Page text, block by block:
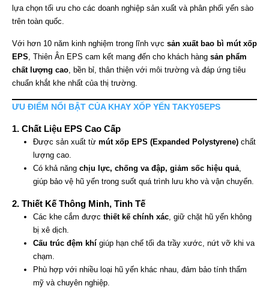
lựa chọn tối ưu cho các doanh nghiệp sản xuất và phân phối yến sào
trên toàn quốc.
Với hơn 10 năm kinh nghiệm trong lĩnh vực sản xuất bao bì mút xốp
EPS , Thiên Ân EPS cam kết mang đến cho khách hàng sản phẩm
chất lượng cao , bền bỉ, thân thiện với môi trường và đáp ứng tiêu
chuẩn khắt khe nhất của thị trường.
ƯU ĐIỂM NỔI BẬT CỦA KHAY XỐP YẾN TAKY05EPS
1. Chất Liệu EPS Cao Cấp
Được sản xuất từ mút xốp EPS (Expanded Polystyrene) chất
lượng cao.
Có khả năng chịu lực, chống va đập, giảm sốc hiệu quả
giúp bảo vệ hũ yến trong suốt quá trình lưu kho và vận chuyển.
2. Thiết Kế Thông Minh, Tinh Tế
Các khe cắm được thiết kế chính xác , giữ chặt hũ yến không
bị xê dịch.
Cấu trúc đệm khí giúp hạn chế tối đa trầy xước, nứt vỡ khi va
chạm.
Phù hợp với nhiều loại hũ yến khác nhau, đảm bảo tính thẩm
mỹ và chuyên nghiệp.